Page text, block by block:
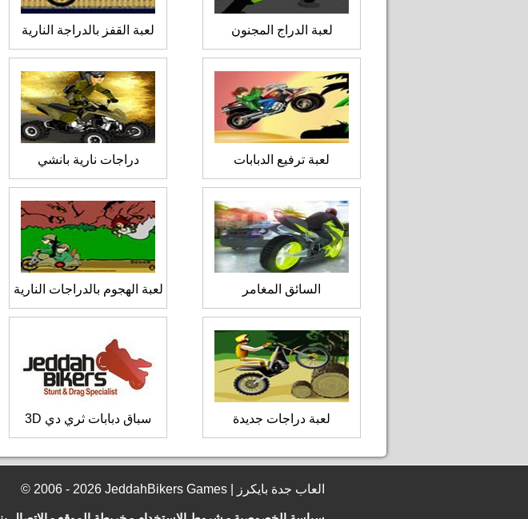
لعبة الدراج المجنون لعبة القفز بالدراجة النارية
لعبة ترفيع الدبابات دراجات نارية بانشي
السائق المغامر لعبة الهجوم بالدراجات النارية
لعبة دراجات جديدة سباق دبابات ثري دي 3D
© 2006 - 2026 JeddahBikers Games | العاب جدة بايكرز